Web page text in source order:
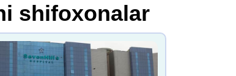
shifoxonalar